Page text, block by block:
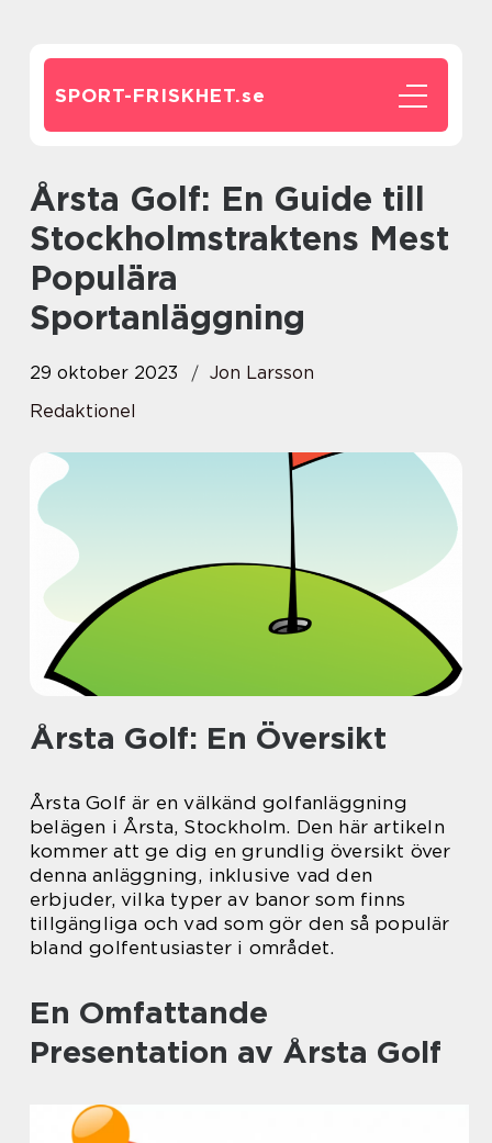
SPORT-FRISKHET.se
Årsta Golf: En Guide till
Stockholmstraktens Mest
Populära
Sportanläggning
29 oktober 2023
Jon Larsson
Redaktionel
Årsta Golf: En Översikt
Årsta Golf är en välkänd golfanläggning
belägen i Årsta, Stockholm. Den här artikeln
kommer att ge dig en grundlig översikt över
denna anläggning, inklusive vad den
erbjuder, vilka typer av banor som finns
tillgängliga och vad som gör den så populär
bland golfentusiaster i området.
En Omfattande
Presentation av Årsta Golf